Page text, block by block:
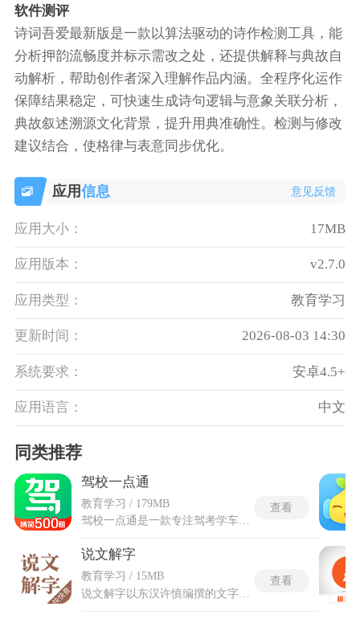
软件测评
诗词吾爱最新版是一款以算法驱动的诗作检测工具，能
分析押韵流畅度并标示需改之处，还提供解释与典故自
动解析，帮助创作者深入理解作品内涵。全程序化运作
保障结果稳定，可快速生成诗句逻辑与意象关联分析，
典故叙述溯源文化背景，提升用典准确性。检测与修改
建议结合，使格律与表意同步优化。
应用信息 意见反馈
应用大小： 17MB
应用版本： v2.7.0
应用类型： 教育学习
更新时间： 2026-08-03 14:30
系统要求： 安卓4.5+
应用语言： 中文
同类推荐
驾校一点通
教育学习 / 179MB
查看
说文解字
教育学习 / 15MB
查看